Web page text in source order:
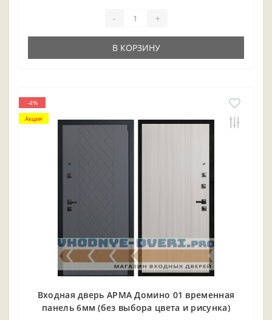
- +
В КОРЗИНУ
-4%
Акция
Входная дверь АРМА Домино 01 временная
панель 6мм (без выбора цвета и рисунка)